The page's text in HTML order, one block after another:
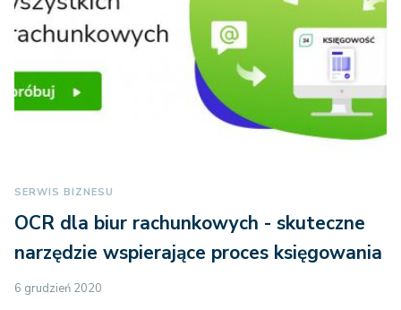
SERWIS BIZNESU
OCR dla biur rachunkowych - skuteczne
narzędzie wspierające proces księgowania
6 grudzień 2020